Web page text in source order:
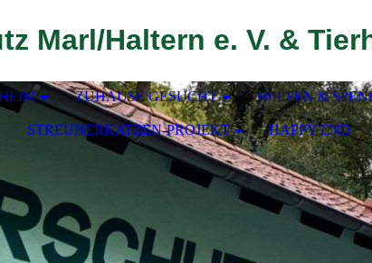
Marl/Haltern e. V. &
ZUHAUSE GESUCHT HELFEN &
STREUNERKATZEN-PROJEKT HAPPY END